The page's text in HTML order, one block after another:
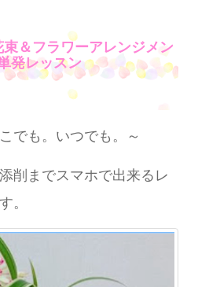
＆フラワーアレンジメン
発レッスン
でも。いつでも。～
削までスマホで出来るレ
。